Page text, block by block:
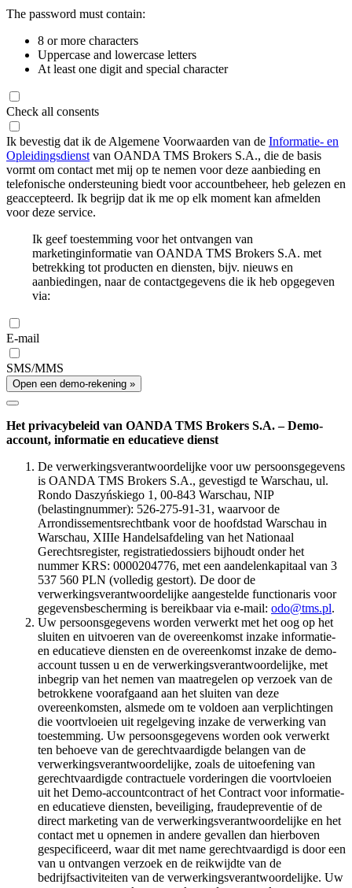
The password must contain:
8 or more characters
Uppercase and lowercase letters
At least one digit and special character
Check all consents
Ik bevestig dat ik de Algemene Voorwaarden van de Informatie- en
Opleidingsdienst van OANDA TMS Brokers S.A., die de basis
vormt om contact met mij op te nemen voor deze aanbieding en
telefonische ondersteuning biedt voor accountbeheer, heb gelezen en
geaccepteerd. Ik begrijp dat ik me op elk moment kan afmelden
voor deze service.
Ik geef toestemming voor het ontvangen van
marketinginformatie van OANDA TMS Brokers S.A. met
betrekking tot producten en diensten, bijv. nieuws en
aanbiedingen, naar de contactgegevens die ik heb opgegeven
via:
E-mail
SMS/MMS
Open een demo-rekening »
Het privacybeleid van OANDA TMS Brokers S.A. – Demo-
account, informatie en educatieve dienst
De verwerkingsverantwoordelijke voor uw persoonsgegevens
is OANDA TMS Brokers S.A., gevestigd te Warschau, ul.
Rondo Daszyńskiego 1, 00-843 Warschau, NIP
(belastingnummer): 526-275-91-31, waarvoor de
Arrondissementsrechtbank voor de hoofdstad Warschau in
Warschau, XIIIe Handelsafdeling van het Nationaal
Gerechtsregister, registratiedossiers bijhoudt onder het
nummer KRS: 0000204776, met een aandelenkapitaal van 3
537 560 PLN (volledig gestort). De door de
verwerkingsverantwoordelijke aangestelde functionaris voor
gegevensbescherming is bereikbaar via e-mail: odo@tms.pl.
Uw persoonsgegevens worden verwerkt met het oog op het
sluiten en uitvoeren van de overeenkomst inzake informatie-
en educatieve diensten en de overeenkomst inzake de demo-
account tussen u en de verwerkingsverantwoordelijke, met
inbegrip van het nemen van maatregelen op verzoek van de
betrokkene voorafgaand aan het sluiten van deze
overeenkomsten, alsmede om te voldoen aan verplichtingen
die voortvloeien uit regelgeving inzake de verwerking van
toestemming. Uw persoonsgegevens worden ook verwerkt
ten behoeve van de gerechtvaardigde belangen van de
verwerkingsverantwoordelijke, zoals de uitoefening van
gerechtvaardigde contractuele vorderingen die voortvloeien
uit het Demo-accountcontract of het Contract voor informatie-
en educatieve diensten, beveiliging, fraudepreventie of de
direct marketing van de verwerkingsverantwoordelijke en het
contact met u opnemen in andere gevallen dan hierboven
gespecificeerd, waar dit met name gerechtvaardigd is door een
van u ontvangen verzoek en de reikwijdte van de
bedrijfsactiviteiten van de verwerkingsverantwoordelijke. Uw